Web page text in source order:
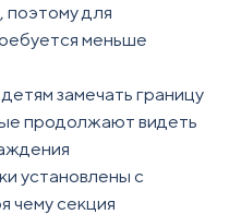
поэтому для
меньше
замечать границу
продолжают видеть
установлены с
чему секция